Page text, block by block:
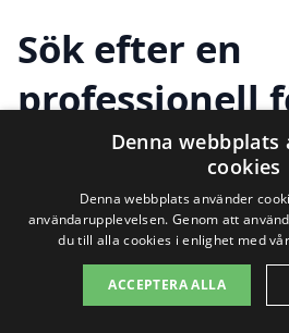
Sök efter en
professionell
städer nära
Att hitta hjälp för
Denna webbplats
cookies
Denna webbplats använder
användarupplevelsen. Genom att
du till alla cookies i enlighet med
ACCEPTERA ALLA